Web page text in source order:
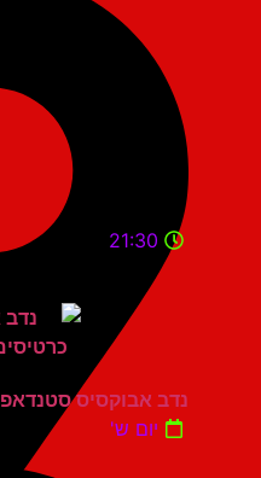
21:30
נדב אבוקסיס סטנדאפ
יום ש'